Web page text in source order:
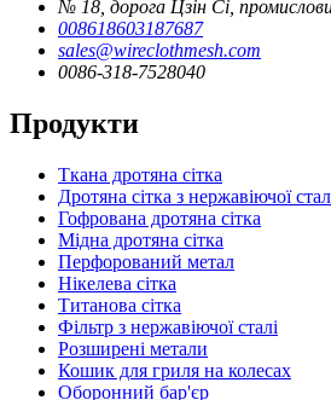
№ 18, дорога Цзін Сі,
008618603187687
sales@wireclothmesh.com
0086-318-7528040
Продукти
Ткана дротяна сітка
Дротяна сітка з нержавіючої
Гофрована дротяна сітка
Мідна дротяна сітка
Перфорований метал
Нікелева сітка
Титанова сітка
Фільтр з нержавіючої сталі
Розширені метали
Кошик для гриля на колесах
Оборонний бар'єр